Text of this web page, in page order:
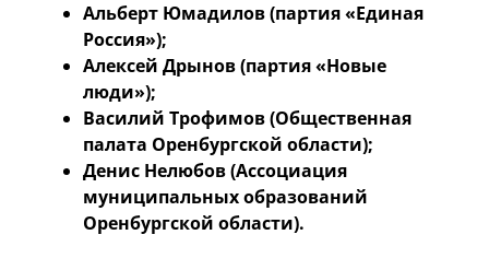
Альберт Юмадилов (партия «Единая
Россия»);
Алексей Дрынов (партия «Новые
люди»);
Василий Трофимов (Общественная
палата Оренбургской области);
Денис Нелюбов (Ассоциация
муниципальных образований
Оренбургской области).